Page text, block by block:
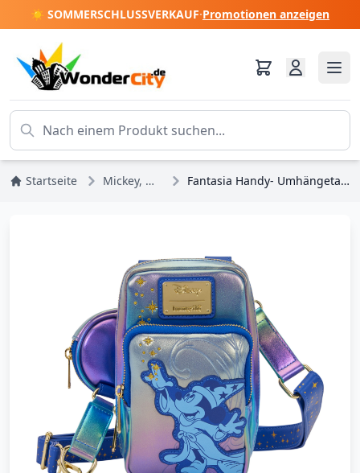
☀️ SOMMERSCHLUSSVERKAUF·Promotionen anzeigen
Startseite Mickey, Minnie, Pluto, Goofy Fantasia Handy- Umhängetasche mit Münzfach - DISNEY LOUNGEFLY